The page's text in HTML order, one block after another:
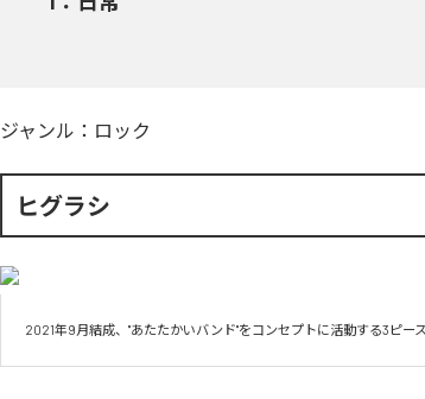
ジャンル： ロック
ヒグラシ
2021年9月結成、"あたたかいバンド"をコンセプトに活動する3ピー